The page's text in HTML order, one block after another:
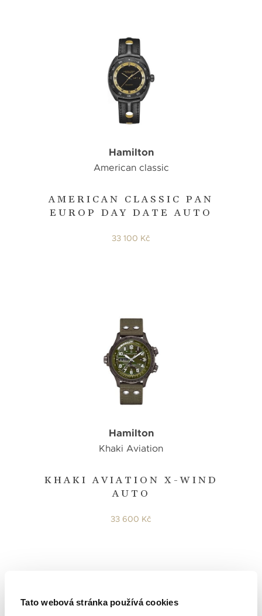
Tato webová stránka používá cookies
AMERICAN CLASSIC PAN
EUROP DAY DATE AUTO
Hamilton
American classic
33 100 Kč
KHAKI AVIATION X-WIND
AUTO
Hamilton
Khaki Aviation
33 600 Kč